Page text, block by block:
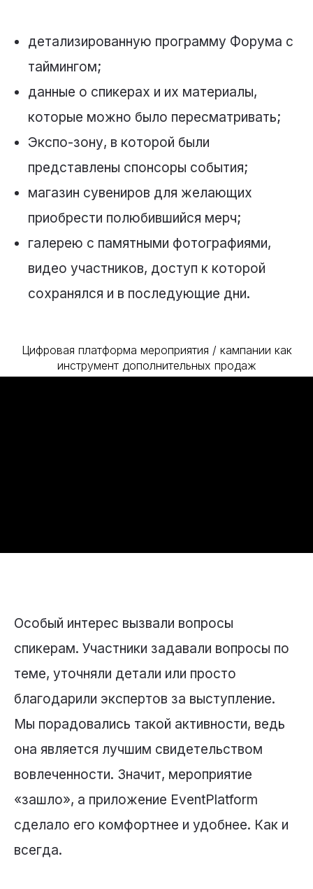
детализированную программу Форума с
таймингом;
данные о спикерах и их материалы,
которые можно было пересматривать;
Экспо-зону, в которой были
представлены спонсоры события;
магазин сувениров для желающих
приобрести полюбившийся мерч;
галерею с памятными фотографиями,
видео участников, доступ к которой
сохранялся и в последующие дни.
Цифровая платформа мероприятия / кампании как
инструмент дополнительных продаж
Особый интерес вызвали вопросы
спикерам. Участники задавали вопросы по
теме, уточняли детали или просто
благодарили экспертов за выступление.
Мы порадовались такой активности, ведь
она является лучшим свидетельством
вовлеченности. Значит, мероприятие
«зашло», а приложение EventPlatform
сделало его комфортнее и удобнее. Как и
всегда.